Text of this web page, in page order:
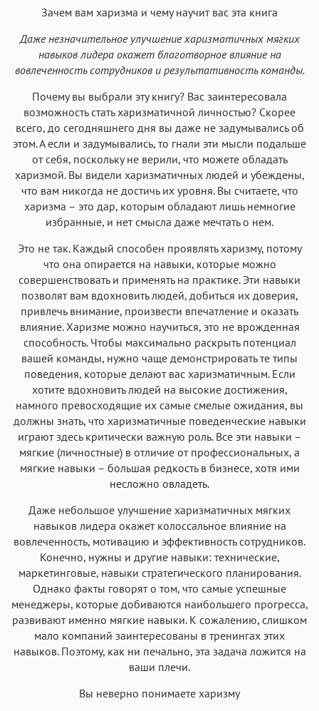
Зачем вам харизма и чему научит вас эта книга
Даже незначительное улучшение харизматичных мягких
навыков лидера окажет благотворное влияние на
вовлеченность сотрудников и результативность команды.
Почему вы выбрали эту книгу? Вас заинтересовала
возможность стать харизматичной личностью? Скорее
всего, до сегодняшнего дня вы даже не задумывались об
этом. А если и задумывались, то гнали эти мысли подальше
от себя, поскольку не верили, что можете обладать
харизмой. Вы видели харизматичных людей и убеждены,
что вам никогда не достичь их уровня. Вы считаете, что
харизма – это дар, которым обладают лишь немногие
избранные, и нет смысла даже мечтать о нем.
Это не так. Каждый способен проявлять харизму, потому
что она опирается на навыки, которые можно
совершенствовать и применять на практике. Эти навыки
позволят вам вдохновить людей, добиться их доверия,
привлечь внимание, произвести впечатление и оказать
влияние. Харизме можно научиться, это не врожденная
способность. Чтобы максимально раскрыть потенциал
вашей команды, нужно чаще демонстрировать те типы
поведения, которые делают вас харизматичным. Если
хотите вдохновить людей на высокие достижения,
намного превосходящие их самые смелые ожидания, вы
должны знать, что харизматичные поведенческие навыки
играют здесь критически важную роль. Все эти навыки –
мягкие (личностные) в отличие от профессиональных, а
мягкие навыки – большая редкость в бизнесе, хотя ими
несложно овладеть.
Даже небольшое улучшение харизматичных мягких
навыков лидера окажет колоссальное влияние на
вовлеченность, мотивацию и эффективность сотрудников.
Конечно, нужны и другие навыки: технические,
маркетинговые, навыки стратегического планирования.
Однако факты говорят о том, что самые успешные
менеджеры, которые добиваются наибольшего прогресса,
развивают именно мягкие навыки. К сожалению, слишком
мало компаний заинтересованы в тренингах этих
навыков. Поэтому, как ни печально, эта задача ложится на
ваши плечи.
Вы неверно понимаете харизму